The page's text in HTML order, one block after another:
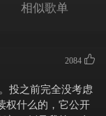
相似歌单
2084
投之前完全没考虑
权什么的，它公开